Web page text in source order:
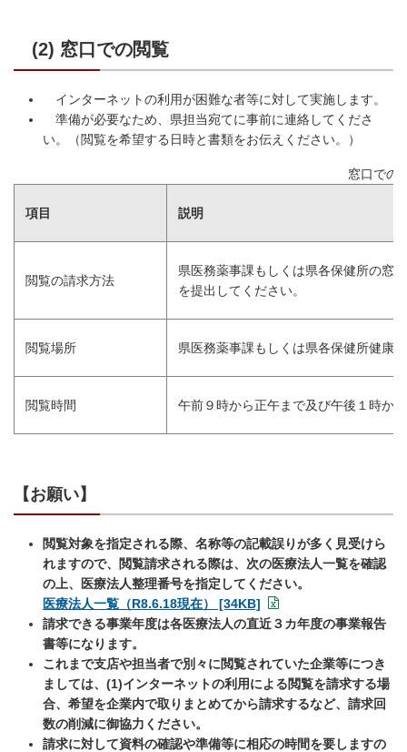
(2) 窓口での閲覧
インターネットの利用が困難な者等に対して実施します。
準備が必要なため、県担当宛てに事前に連絡してくださ
い。（閲覧を希望する日時と書類をお伝えください。）
窓口での
項目 説明
閲覧の請求方法
県医務薬事課もしくは県各保健所の窓
を提出してください。
閲覧場所 県医務薬事課もしくは県各保健所健康
閲覧時間 午前９時から正午まで及び午後１時か
【お願い】
閲覧対象を指定される際、名称等の記載誤りが多く見受けら
れますので、閲覧請求される際は、次の医療法人一覧を確認
の上、医療法人整理番号を指定してください。
医療法人一覧（R8.6.18現在） [34KB]
請求できる事業年度は各医療法人の直近３カ年度の事業報告
書等になります。
これまで支店や担当者で別々に閲覧されていた企業等につき
ましては、(1)インターネットの利用による閲覧を請求する場
合、希望を企業内で取りまとめてから請求するなど、請求回
数の削減に御協力ください。
請求に対して資料の確認や準備等に相応の時間を要しますの